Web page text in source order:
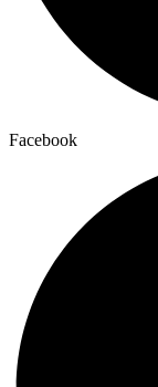
Facebook